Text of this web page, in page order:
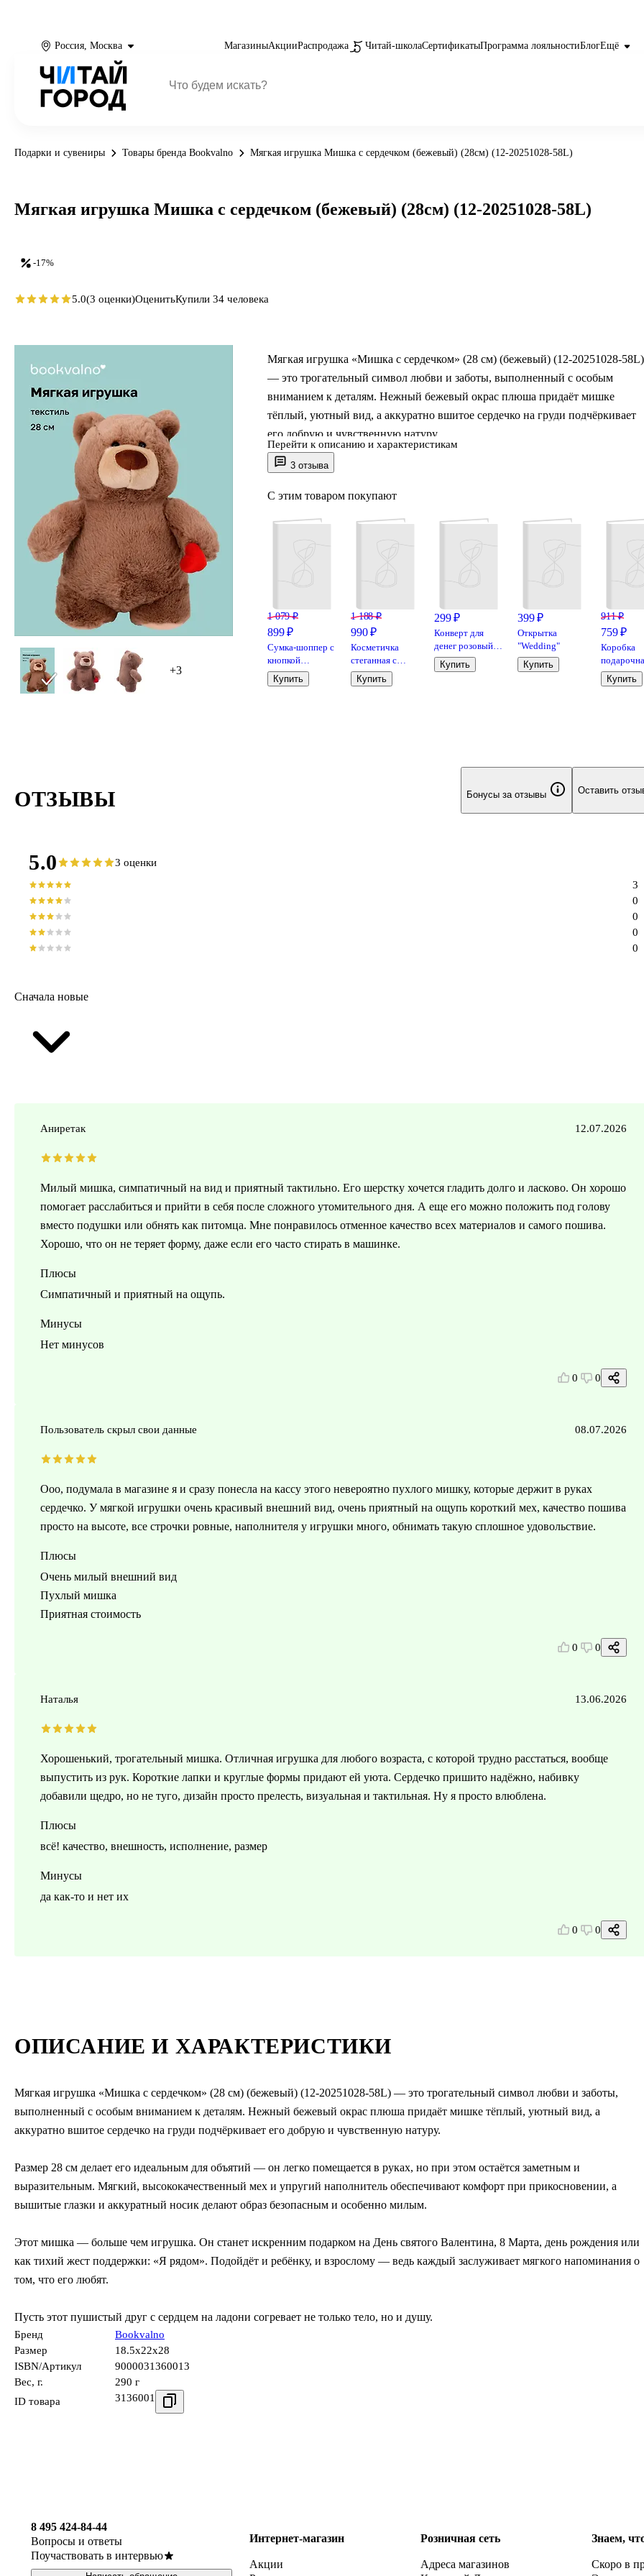
Россия, Москва МагазиныАкцииРаспродажа Читай-школаСертификатыПрограмма лояльностиБлогЕщё
Подарки и сувениры Товары бренда Bookvalno Мягкая игрушка Мишка с сердечком (бежевый) (28см) (12-20251028-58L)
+3
3 отзыва
Мягкая игрушка «Мишка с сердечком» (28 см) (бежевый) (12-20251028-58L)
— это трогательный символ любви и заботы, выполненный с особым
вниманием к деталям. Нежный бежевый окрас плюша придаёт мишке
тёплый, уютный вид, а аккуратно вшитое сердечко на груди подчёркивает
его добрую и чувственную натуру.
Размер 28 см делает его идеальным для объятий — он легко помещается в
руках, но при этом остаётся заметным и выразительным. Мягкий,
прикосновении, а вышитые глазки и аккуратный носик делают образ
Перейти к описанию и характеристикам
С этим товаром покупают
1 079 ₽
899 ₽
Сумка-шоппер с
кнопкой
Леопардовый
принт (серая)
Купить
1 188 ₽
990 ₽
Косметичка
стеганная с
объёмной
ручкой (розовая)
Купить
299 ₽
Конверт для
денег розовый
"С днём
свадьбы"
Купить
399 ₽
Открытка
"Wedding"
Купить
911 ₽
759 ₽
Коробка
"Мимоза"
Купить
-17%
Мягкая игрушка Мишка с сердечком (бежевый) (28см) (12-20251028-58L)
5.0(3 оценки)ОценитьКупили 34 человека
ОПИСАНИЕ И ХАРАКТЕРИСТИКИ
Мягкая игрушка «Мишка с сердечком» (28 см) (бежевый) (12-20251028-58L) — это трогательный символ любви и заботы,
выполненный с особым вниманием к деталям. Нежный бежевый окрас плюша придаёт мишке тёплый, уютный вид, а
аккуратно вшитое сердечко на груди подчёркивает его добрую и чувственную натуру.
Размер 28 см делает его идеальным для объятий — он легко помещается в руках, но при этом остаётся заметным и
выразительным. Мягкий, высококачественный мех и упругий наполнитель обеспечивают комфорт при прикосновении, а
вышитые глазки и аккуратный носик делают образ безопасным и особенно милым.
Этот мишка — больше чем игрушка. Он станет искренним подарком на День святого Валентина, 8 Марта, день рождения или
как тихий жест поддержки: «Я рядом». Подойдёт и ребёнку, и взрослому — ведь каждый заслуживает мягкого напоминания о
том, что его любят.
Пусть этот пушистый друг с сердцем на ладони согревает не только тело, но и душу.
Бренд
Bookvalno
Размер
18.5x22x28
ISBN/Артикул
9000031360013
Вес, г.
290 г
ID товара
3136001
ОТЗЫВЫ Бонусы за отзывы Оставить
5.0 3 оценки
0
0
0
0
3
Сначала новые
Аниретак 12.07.2026
Милый мишка, симпатичный на вид и приятный тактильно. Его шерстку хочется гладить долго и ласково. Он хорошо
помогает расслабиться и прийти в себя после сложного утомительного дня. А еще его можно положить под голову
вместо подушки или обнять как питомца. Мне понравилось отменное качество всех материалов и самого пошива.
Хорошо, что он не теряет форму, даже если его часто стирать в машинке.
Плюсы
Симпатичный и приятный на ощупь.
Минусы
Нет минусов
0 0
Пользователь скрыл свои данные 08.07.2026
Ооо, подумала в магазине я и сразу понесла на кассу этого невероятно пухлого мишку, которые держит в руках
сердечко. У мягкой игрушки очень красивый внешний вид, очень приятный на ощупь короткий мех, качество пошива
просто на высоте, все строчки ровные, наполнителя у игрушки много, обнимать такую сплошное удовольствие.
Плюсы
Очень милый внешний вид
Пухлый мишка
Приятная стоимость
0 0
Наталья 13.06.2026
Хорошенький, трогательный мишка. Отличная игрушка для любого возраста, с которой трудно расстаться, вообще
выпустить из рук. Короткие лапки и круглые формы придают ей уюта. Сердечко пришито надёжно, набивку
добавили щедро, но не туго, дизайн просто прелесть, визуальная и тактильная. Ну я просто влюблена.
Плюсы
всё! качество, внешность, исполнение, размер
Минусы
да как-то и нет их
0 0
8 495 424-84-44
Вопросы и ответы
Поучаствовать в интервью
Интернет-магазин
Акции
Розничная сеть
Адреса магазинов
Знаем,
Скоро в